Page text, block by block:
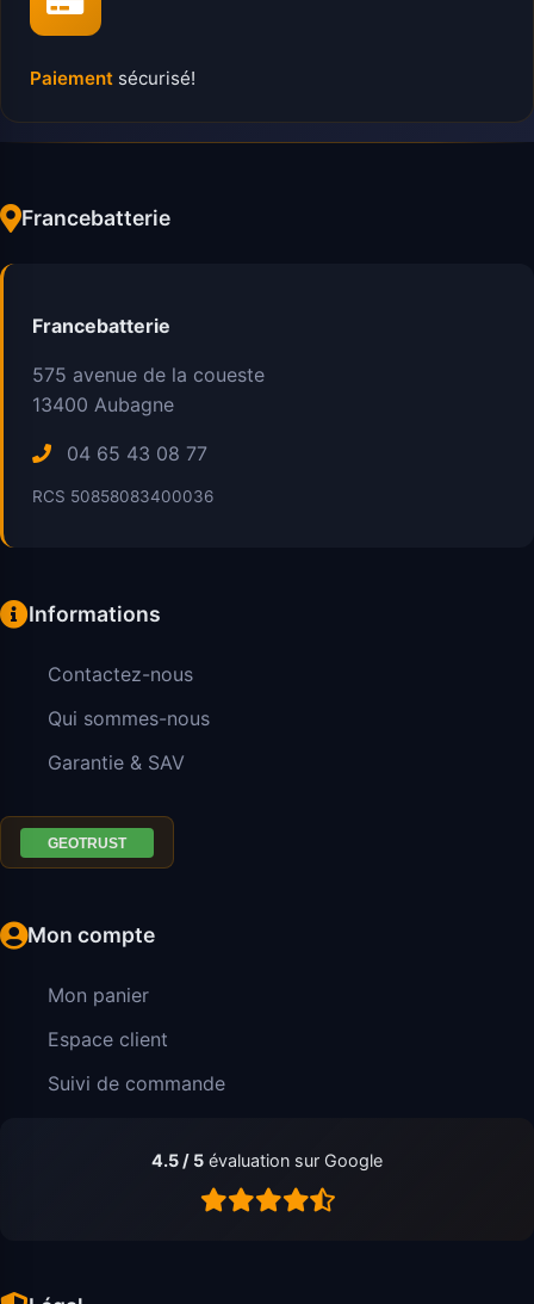
Paiement sécurisé!
Francebatterie
Francebatterie
575 avenue de la coueste
13400 Aubagne
04 65 43 08 77
RCS 50858083400036
Informations
Contactez-nous
Qui sommes-nous
Garantie & SAV
Mon compte
Mon panier
Espace client
Suivi de commande
4.5 / 5 évaluation sur Google